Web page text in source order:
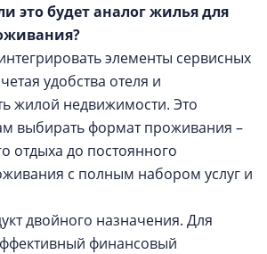
это будет аналог жилья для
элементы сервисных
удобства отеля и
жилой недвижимости. Это
выбирать формат проживания –
отдыха до постоянного
с полным набором услуг и
двойного назначения. Для
финансовый